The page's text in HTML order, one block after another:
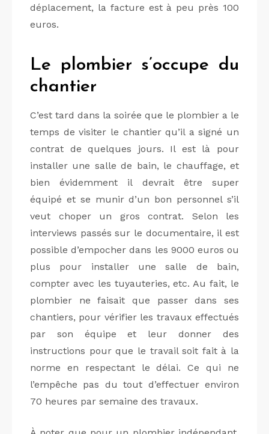
déplacement, la facture est à peu près 100
euros.
Le plombier s’occupe du
chantier
C’est tard dans la soirée que le plombier a le
temps de visiter le chantier qu’il a signé un
contrat de quelques jours. Il est là pour
installer une salle de bain, le chauffage, et
bien évidemment il devrait être super
équipé et se munir d’un bon personnel s’il
veut choper un gros contrat. Selon les
interviews passés sur le documentaire, il est
possible d’empocher dans les 9000 euros ou
plus pour installer une salle de bain,
compter avec les tuyauteries, etc. Au fait, le
plombier ne faisait que passer dans ses
chantiers, pour vérifier les travaux effectués
par son équipe et leur donner des
instructions pour que le travail soit fait à la
norme en respectant le délai. Ce qui ne
l’empêche pas du tout d’effectuer environ
70 heures par semaine des travaux.